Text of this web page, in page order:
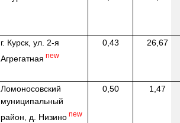
г. Курск, ул. 2-я
Агрегатная new
0,43 26,67
Ломоносовский
муниципальный
район, д. Низино new
0,50 1,47